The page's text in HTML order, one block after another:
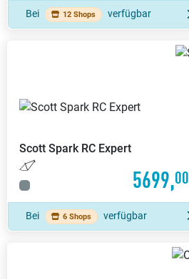
Bei 12 Shops verfügbar
Scott Spark RC Expert
5699,00
Bei 6 Shops verfügbar